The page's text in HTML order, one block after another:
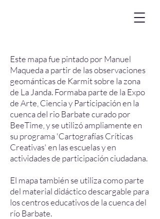
Este mapa fue pintado por Manuel
Maqueda a partir de las observaciones
geománticas de Karmit sobre la zona
de La Janda. Formaba parte de la Expo
de Arte, Ciencia y Participación en la
cuenca del rio Barbate curado por
BeeTime, y se utilizó ampliamente en
su programa 'Cartografías Críticas
Creativas' en las escuelas y en
actividades de participación ciudadana.
El mapa también se utiliza como parte
del material didáctico descargable para
los centros educativos de la cuenca del
río Barbate.